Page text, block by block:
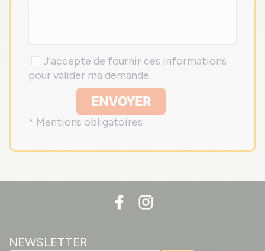
J'accepte de fournir ces informations
pour valider ma demande
ENVOYER
* Mentions obligatoires
NEWSLETTER